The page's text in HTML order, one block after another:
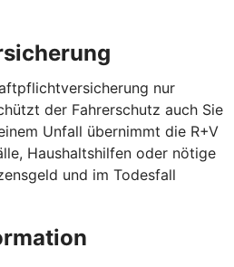
nur
der Fahrerschutz auch Sie
Unfall übernimmt die R+V
Haushaltshilfen oder nötige
und im Todesfall